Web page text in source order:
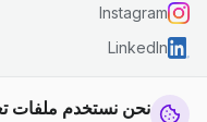
نحن نستخدم ملفات
Instagram
LinkedIn